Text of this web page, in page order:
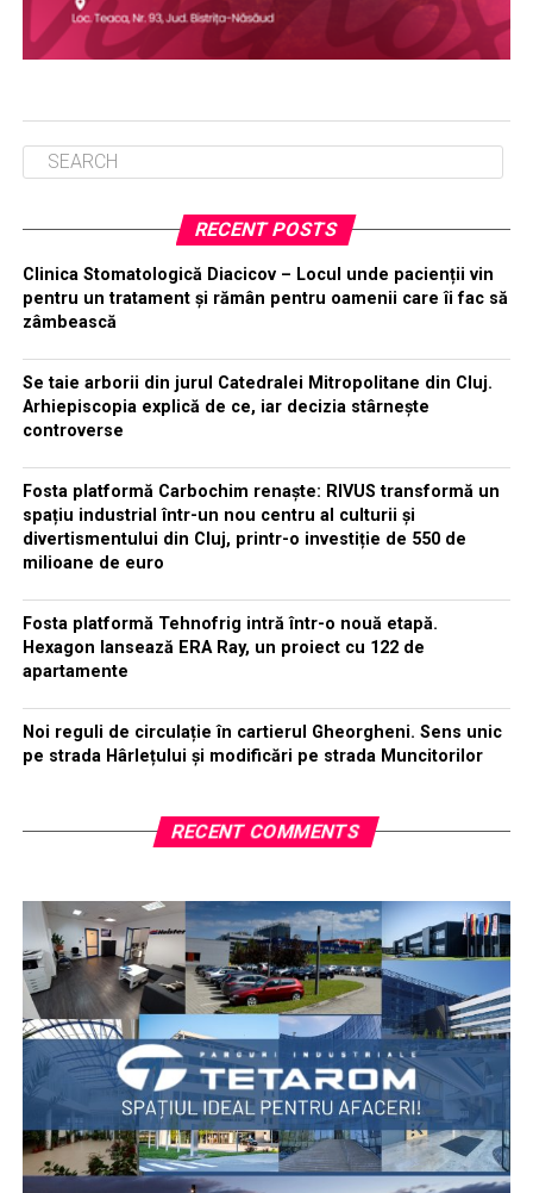
RECENT POSTS
Clinica Stomatologică Diacicov – Locul unde pacienții vin
pentru un tratament și rămân pentru oamenii care îi fac să
zâmbească
Se taie arborii din jurul Catedralei Mitropolitane din Cluj.
Arhiepiscopia explică de ce, iar decizia stârnește
controverse
Fosta platformă Carbochim renaște: RIVUS transformă un
spațiu industrial într-un nou centru al culturii și
divertismentului din Cluj, printr-o investiție de 550 de
milioane de euro
Fosta platformă Tehnofrig intră într-o nouă etapă.
Hexagon lansează ERA Ray, un proiect cu 122 de
apartamente
Noi reguli de circulație în cartierul Gheorgheni. Sens unic
pe strada Hârlețului și modificări pe strada Muncitorilor
RECENT COMMENTS